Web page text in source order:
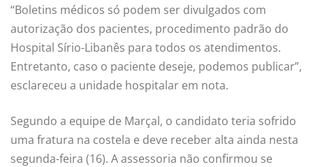
“Boletins médicos só podem ser divulgados com
autorização dos pacientes, procedimento padrão do
Hospital Sírio-Libanês para todos os atendimentos.
Entretanto, caso o paciente deseje, podemos publicar”,
esclareceu a unidade hospitalar em nota.
Segundo a equipe de Marçal, o candidato teria sofrido
uma fratura na costela e deve receber alta ainda nesta
segunda-feira (16). A assessoria não confirmou se